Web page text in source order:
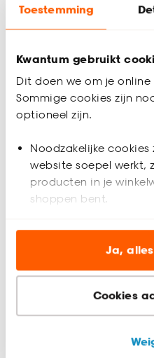
Toestemming
Kwantum gebruikt
Dit doen we om je
Sommige cookies zijn
optioneel zijn.
Noodzakelijke
website soepel werkt,
producten in je
shoppen bent.
Analytische cookies
website te verbeteren
Marketing cookies
relevante informatie
advertenties en
Ja,
Cookies